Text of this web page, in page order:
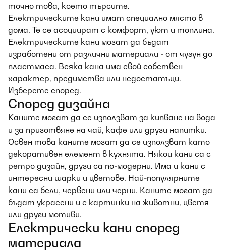
точно това, което търсите.
Електрическите кани имат специално място в
дома. Те се асоциират с комфорт, уют и топлина.
Електрическите кани могат да бъдат
изработени от различни материали - от чугун до
пластмаса. Всяка кана има свой собствен
характер, предимства или недостатъци.
Изберете според.
Според дизайна
Каните могат да се използват за кипване на вода
и за приготвяне на чай, кафе или други напитки.
Освен това каните могат да се използват като
декоративен елемент в кухнята. Някои кани са с
ретро дизайн, други са по-модерни. Има и кани с
интересни шарки и цветове. Най-популярните
кани са бели, червени или черни. Каните могат да
бъдат украсени и с картинки на животни, цветя
или други мотиви.
Електрически кани според
материала